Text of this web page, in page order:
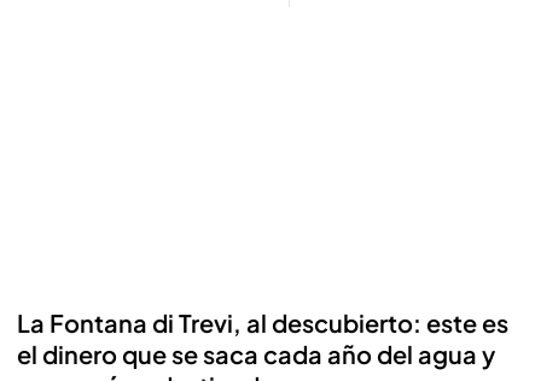
La Fontana di Trevi, al descubierto: este es
el dinero que se saca cada año del agua y